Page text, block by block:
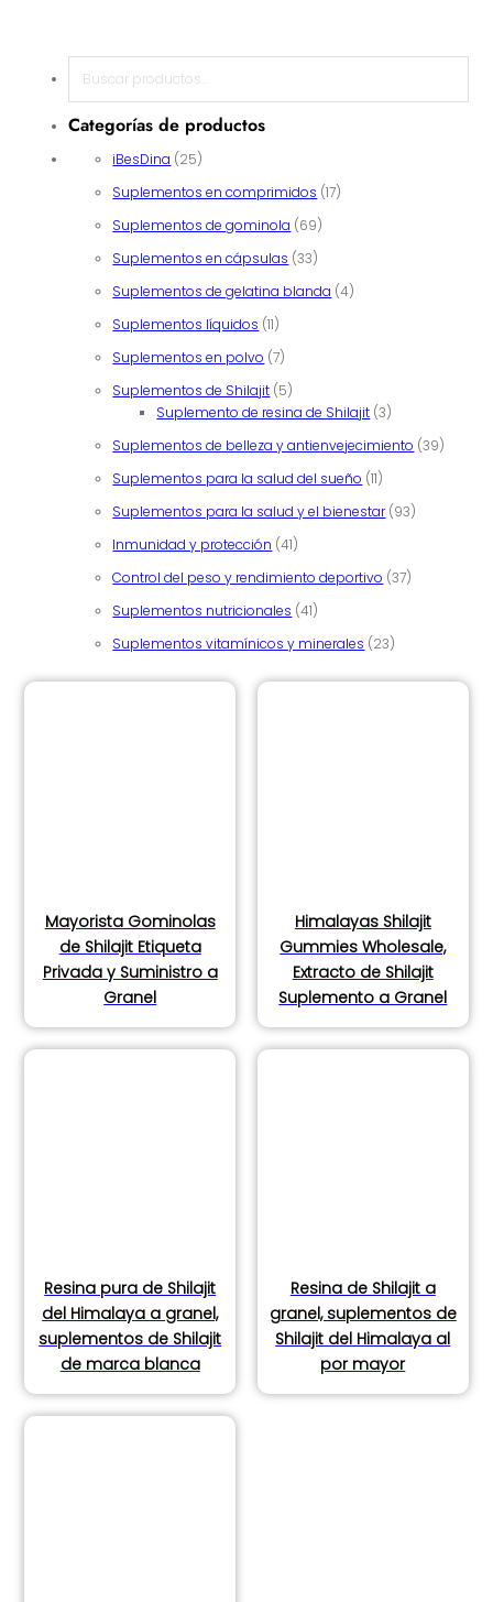
Categorías de productos
iBesDina 2525 productos
Suplementos en comprimidos 1717 productos
Suplementos de gominola 6969 productos
Suplementos en cápsulas 3333 productos
Suplementos de gelatina blanda 44 productos
Suplementos líquidos 1111 productos
Suplementos en polvo 77 productos
Suplementos de Shilajit 55 productos
Suplemento de resina de Shilajit 33 productos
Suplementos de belleza y antienvejecimiento 3939
Suplementos para la salud del sueño 1111 productos
Suplementos para la salud y el bienestar 9393
Inmunidad y protección 4141 productos
Control del peso y rendimiento deportivo 3737 productos
Suplementos nutricionales 4141 productos
Suplementos vitamínicos y minerales 2323 productos
Mayorista Gominolas
de Shilajit Etiqueta
Privada y Suministro a
Granel
Himalayas Shilajit
Gummies Wholesale,
Extracto de Shilajit
Suplemento a Granel
Resina pura de Shilajit
del Himalaya a granel,
suplementos de Shilajit
de marca blanca
Resina de Shilajit a
granel, suplementos de
Shilajit del Himalaya al
por mayor